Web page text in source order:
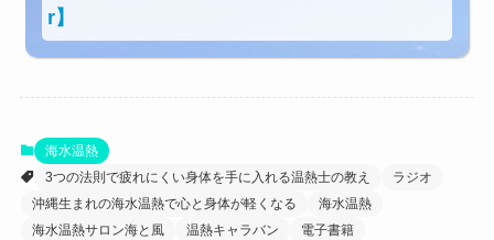
r】
海水温熱
3つの法則で疲れにくい身体を手に入れる温熱士の教え
ラジオ
沖縄生まれの海水温熱で心と身体が軽くなる
海水温熱
海水温熱サロン海と風
温熱キャラバン 電子書籍